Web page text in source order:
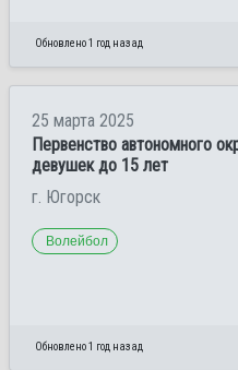
Обновлено 1 год назад
25 марта 2025
Первенство автономного
девушек до 15 лет
г. Югорск
Волейбол
Обновлено 1 год назад